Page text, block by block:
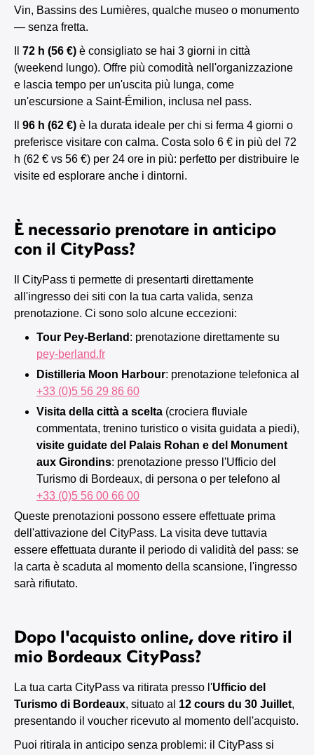
Vin, Bassins des Lumières, qualche museo o monumento
— senza fretta.
72 h (56 €) è consigliato se hai 3 giorni in città
(weekend lungo). Offre più comodità nell'organizzazione
e lascia tempo per un'uscita più lunga, come
un'escursione a Saint-Émilion, inclusa nel pass.
96 h (62 €) è la durata ideale per chi si ferma 4 giorni o
preferisce visitare con calma. Costa solo 6 € in più del 72
h (62 € vs 56 €) per 24 ore in più: perfetto per distribuire le
visite ed esplorare anche i dintorni.
È necessario prenotare in anticipo
con il CityPass?
Il CityPass ti permette di presentarti direttamente
all'ingresso dei siti con la tua carta valida, senza
prenotazione. Ci sono solo alcune eccezioni:
Tour Pey-Berland : prenotazione direttamente su
pey-berland.fr
Distilleria Moon Harbour: prenotazione telefonica al
+33 (0)5 56 29 86 60
Visita della città a scelta (crociera fluviale
commentata, trenino turistico o visita guidata a piedi),
visite guidate del Palais Rohan e del Monument
aux Girondins: prenotazione presso l'Ufficio del
Turismo di Bordeaux, di persona o per telefono al
+33 (0)5 56 00 66 00
Queste prenotazioni possono essere effettuate prima
dell'attivazione del CityPass. La visita deve tuttavia
essere effettuata durante il periodo di validità del pass: se
la carta è scaduta al momento della scansione, l'ingresso
sarà rifiutato.
Dopo l'acquisto online, dove ritiro il
mio Bordeaux CityPass?
La tua carta CityPass va ritirata presso l'Ufficio del
Turismo di Bordeaux, situato al 12 cours du 30 Juillet,
presentando il voucher ricevuto al momento dell'acquisto.
Puoi ritirala in anticipo senza problemi: il CityPass si